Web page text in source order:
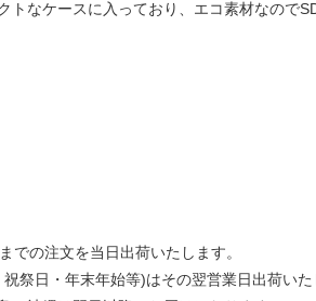
トなケースに入っており、エコ素材なので
の注文を当日出荷いたします。
祭日・年末年始等)はその翌営業日出荷いた